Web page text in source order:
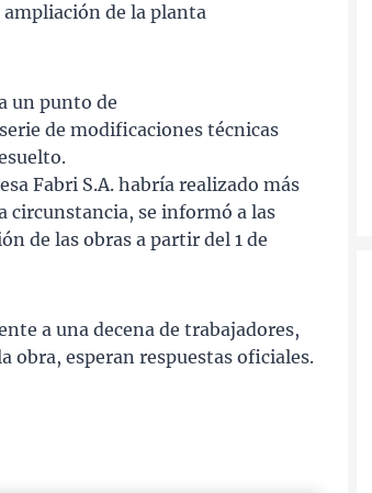
ampliación de la planta
un punto de
de modificaciones técnicas
Fabri S.A. habría realizado más
circunstancia, se informó a las
de las obras a partir del 1 de
a una decena de trabajadores,
obra, esperan respuestas oficiales.